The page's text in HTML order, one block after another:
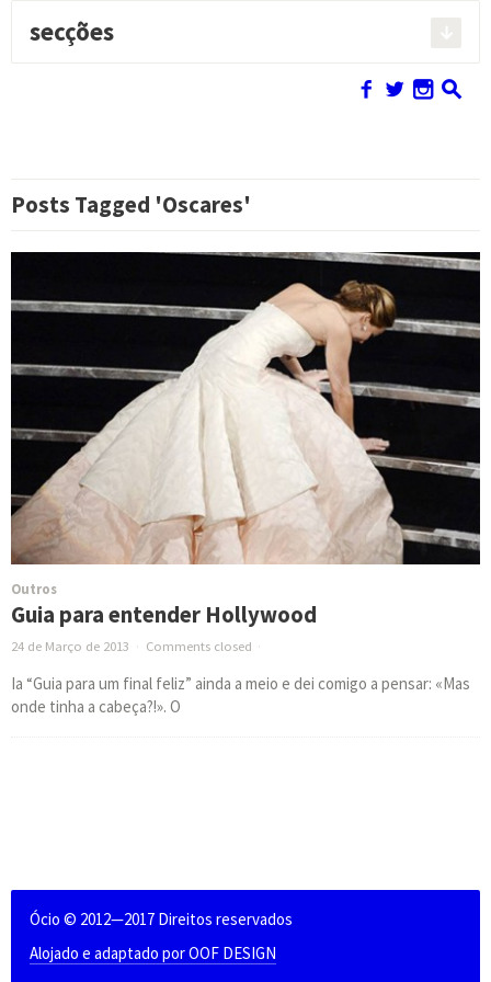
secções
f w n s
Posts Tagged 'Oscares'
Outros
Guia para entender Hollywood
24 de Março de 2013 · Comments closed ·
Ia “Guia para um final feliz” ainda a meio e dei comigo a pensar: «Mas
onde tinha a cabeça?!». O
Ócio © 2012—2017 Direitos reservados
Alojado e adaptado por OOF DESIGN